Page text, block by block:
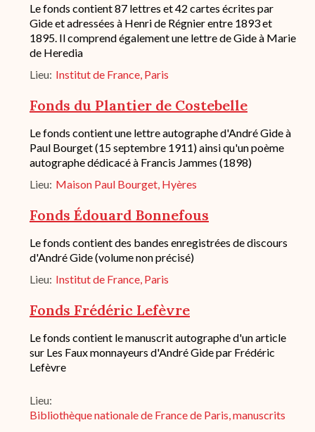
Description
succincte
du
fond
/
historique
de
Le fonds contient 87 lettres et 42 cartes écrites par
Gide et adressées à Henri de Régnier entre 1893 et
1895. Il comprend également une lettre de Gide à Marie
de Heredia
Lieu Institut de France, Paris
Fonds du Plantier de Costebelle
Description
succincte
fond
/
conservation
Le fonds contient une lettre autographe d'André Gide à
Paul Bourget (15 septembre 1911) ainsi qu'un poème
autographe dédicacé à Francis Jammes (1898)
Lieu Maison Paul Bourget, Hyères
Fonds Édouard Bonnefous
Description
succincte
fond
historique
de
Le fonds contient des bandes enregistrées de discours
d'André Gide (volume non précisé)
Lieu Institut de France, Paris
Fonds Frédéric Lefèvre
Description
succincte
du
fond
historique
de
conservation
Le fonds contient le manuscrit autographe d'un article
sur Les Faux monnayeurs d'André Gide par Frédéric
Lefèvre
Lieu
Bibliothèque nationale de France de Paris, manuscrits